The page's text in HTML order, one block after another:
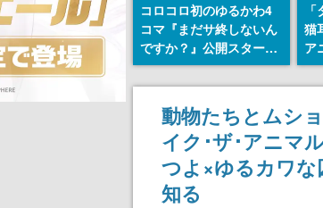
コロコロ初のゆるかわ4
コマ『まだサ終しないん
ですか？』公開スター
ト。主人公は新入社員の
侘石ダイヤ、ゲーム会社
を舞台にトラブルへ対応
する社員たちを描く
猫
ア
か
の
わ
動物たちとムシ
イク･ザ･アニマ
つよ×ゆるカワな
知る